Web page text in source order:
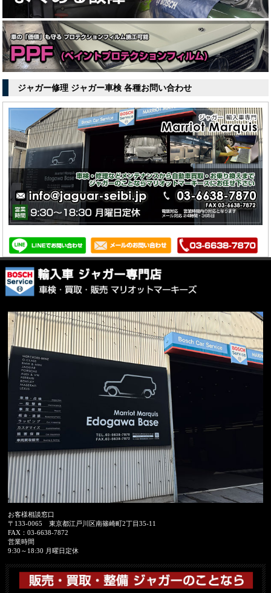
ジャガー修理 ジャガー車検 各種お問い合わせ
お客様相談窓口
〒133-0065
東京都江戸川区南篠崎町2丁目35-11
FAX：03-6638-7872
営業時間
9:30～18:30 月曜日定休